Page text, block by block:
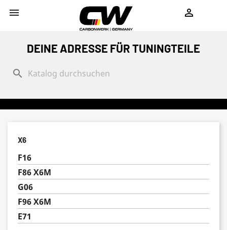
 
DEINE ADRESSE FÜR TUNINGTEILE
search
X6
F16
F86 X6M
G06
F96 X6M
E71